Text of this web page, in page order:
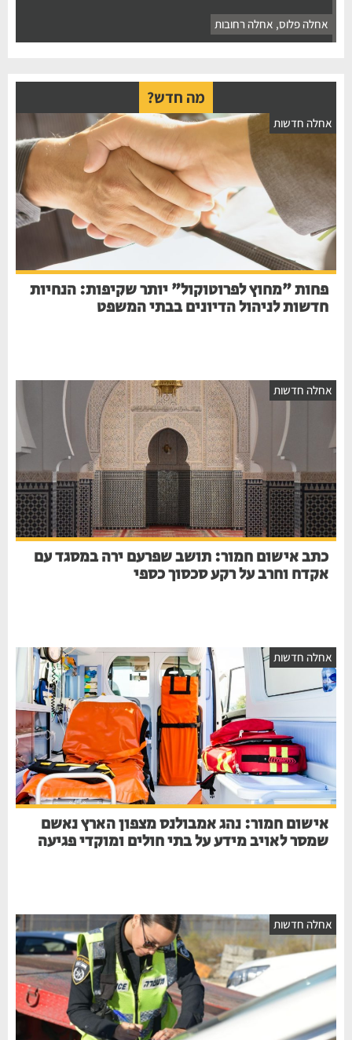
אחלה פלוס ,אחלה רחובות
מה חדש?
חדשות
פחות "מחוץ לפרוטוקול" יותר שקיפות: הנחיות
חדשות לניהול הדיונים בבתי המשפט
חדשות
כתב אישום חמור: תושב שפרעם ירה במסגד עם
אקדח וחרב על רקע סכסוך כספי
חדשות
אישום חמור: נהג אמבולנס מצפון הארץ נאשם
שמסר לאויב מידע על בתי חולים ומוקדי פגיעה
חדשות